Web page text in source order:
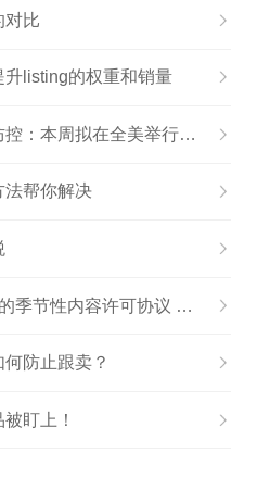
对比
listing的权重和销量
亚马逊仓库员工不满疫情防控：本周拟在全美举行罢工
法帮你解决
亚马逊宣布与 PBS 签订新的季节性内容许可协议 将原创的内战时代戏剧 Mercy Street 带到 Prime
防止跟卖？
盯上！